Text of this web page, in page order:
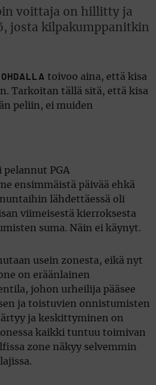
voittaja on hillitty ja
josta kilpakumppanitkin
toivoo aina, että kisa
Tarkoitan tällä sitä, että kisa
peliin, ei muiden
PGA
ensimmäistä päivää ehkä
lähdettäessä oli
viimeisestä kierroksesta
suma. Näin ei käynyt.
usein zonesta, eikä nyt
on eräänlainen
johon urheilija pääsee
ja toistuvien onnistumisten
ja keskittyminen on
kaikki tuntuu toimivan
zone näkyy selvemmin